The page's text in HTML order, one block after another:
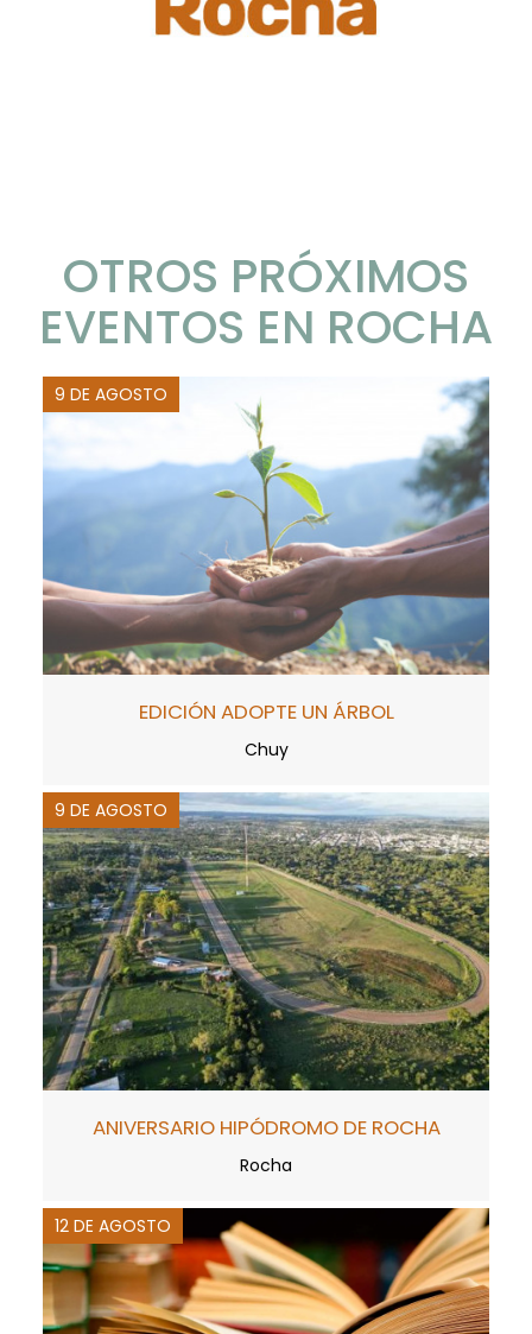
OTROS PRÓXIMOS
EVENTOS EN ROCHA
9 DE AGOSTO
EDICIÓN ADOPTE UN ÁRBOL
Chuy
9 DE AGOSTO
ANIVERSARIO HIPÓDROMO DE ROCHA
Rocha
12 DE AGOSTO